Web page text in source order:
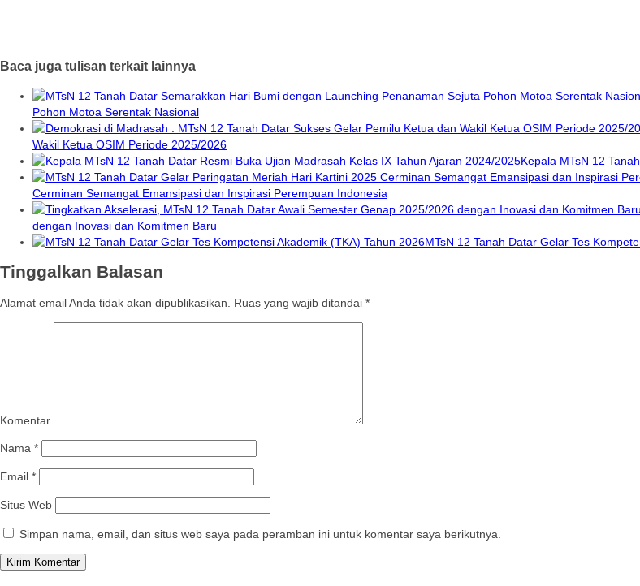
Baca juga tulisan terkait lainnya
Pohon Motoa Serentak Nasional
Wakil Ketua OSIM Periode 2025/2026
Kepala MTsN 12
Cerminan Semangat Emansipasi dan Inspirasi Perempuan Indonesia
dengan Inovasi dan Komitmen Baru
MTsN 12 Tanah Datar Gelar Tes
Tinggalkan Balasan
Alamat email Anda tidak akan dipublikasikan. Ruas yang wajib ditandai *
Komentar
Nama *
Email *
Situs Web
Simpan nama, email, dan situs web saya pada peramban ini untuk komentar saya berikutnya.